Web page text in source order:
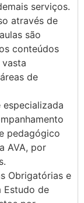
serviços.
através de
são
conteúdos
de
pedagógico
AVA, por
Obrigatórias e
Estudo de